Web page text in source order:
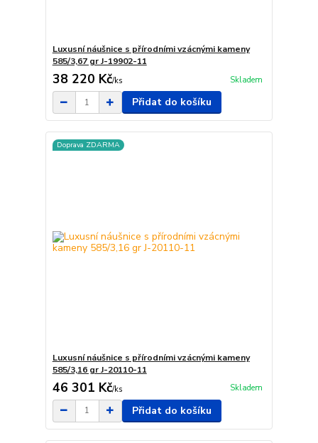
Luxusní náušnice s přírodními vzácnými kameny
585/3,67 gr J-19902-11
38 220 Kč/ks Skladem
Přidat do košíku
Doprava ZDARMA
Luxusní náušnice s přírodními vzácnými kameny
585/3,16 gr J-20110-11
46 301 Kč/ks Skladem
Přidat do košíku